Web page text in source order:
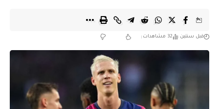
قبل سنتين 32 مشاهدات